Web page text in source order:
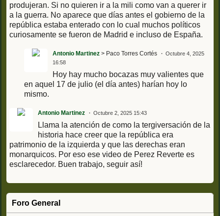
produjeran. Si no quieren ir a la mili como van a querer ir
a la guerra. No aparece que días antes el gobierno de la
república estaba enterado con lo cual muchos políticos
curiosamente se fueron de Madrid e incluso de España.
Antonio Martinez > Paco Torres Cortés
Octubre 4, 2025
16:58
Hoy hay mucho bocazas muy valientes que
en aquel 17 de julio (el día antes) harían hoy lo
mismo.
Antonio Martinez Octubre 2, 2025 15:43
Llama la atención de como la tergiversación de la
historia hace creer que la república era
patrimonio de la izquierda y que las derechas eran
monarquicos. Por eso ese video de Perez Reverte es
esclarecedor. Buen trabajo, seguir así!
Foro General